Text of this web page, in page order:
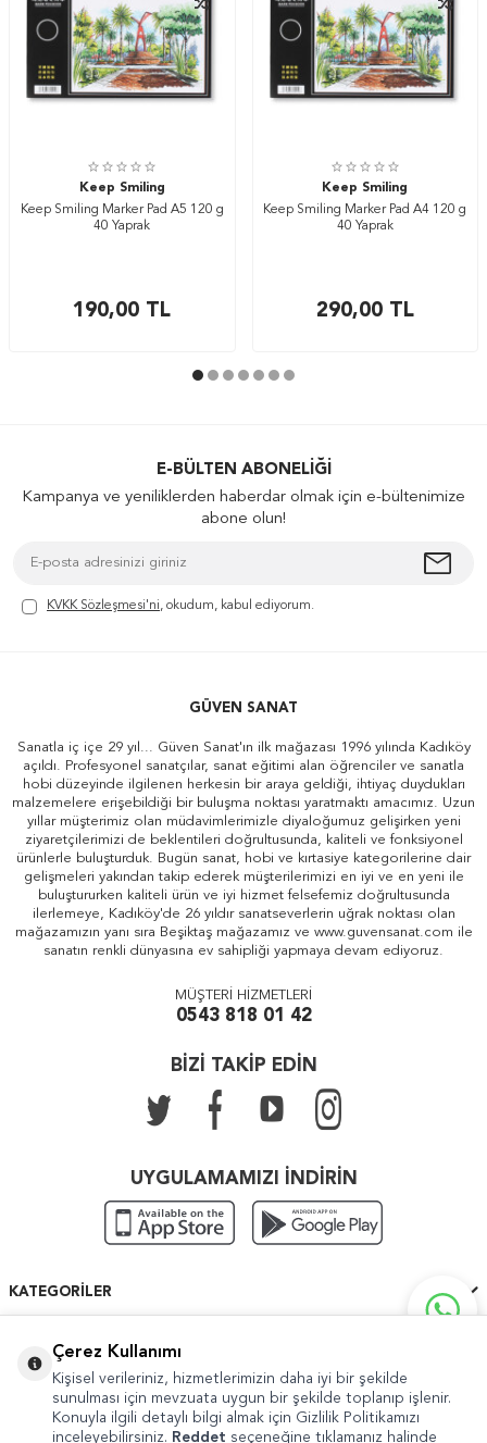
Keep Smiling
Keep Smiling Marker Pad A5 120 g
40 Yaprak
190,00 TL
Keep Smiling
Keep Smiling Marker Pad A4 120 g
40 Yaprak
290,00TL
E-BÜLTEN ABONELIĞI
Kampanya ve yeniliklerden haberdar olmak için e-bültenimize
abone olun!
KVKK Sözleşmesi'ni, okudum, kabul ediyorum.
GÜVEN SANAT
Sanatla iç içe 29 yıl... Güven Sanat'ın ilk mağazası 1996 yılında Kadıköy
açıldı. Profesyonel sanatçılar, sanat eğitimi alan öğrenciler ve sanatla
hobi düzeyinde ilgilenen herkesin bir araya geldiği, ihtiyaç duydukları
malzemelere erişebildiği bir buluşma noktası yaratmaktı amacımız. Uzun
yıllar müşterimiz olan müdavimlerimizle diyaloğumuz gelişirken yeni
ziyaretçilerimizi de beklentileri doğrultusunda, kaliteli ve fonksiyonel
ürünlerle buluşturduk. Bugün sanat, hobi ve kırtasiye kategorilerine dair
gelişmeleri yakından takip ederek müşterilerimizi en iyi ve en yeni ile
buluştururken kaliteli ürün ve iyi hizmet felsefemiz doğrultusunda
ilerlemeye, Kadıköy'de 26 yıldır sanatseverlerin uğrak noktası olan
mağazamızın yanı sıra Beşiktaş mağazamız ve www.guvensanat.com ile
sanatın renkli dünyasına ev sahipliği yapmaya devam ediyoruz.
MÜŞTERİ HİZMETLERİ
0543 818 01 42
BİZİ TAKİP EDİN
UYGULAMAMIZI İNDİRİN
KATEGORILER
HIZLI ERIŞIM
Çerez Kullanımı
Kişisel verileriniz, hizmetlerimizin daha iyi bir şekilde
sunulması için mevzuata uygun bir şekilde toplanıp işlenir.
Konuyla ilgili detaylı bilgi almak için Gizlilik Politikamızı
inceleyebilirsiniz. Reddet seçeneğine tıklamanız halinde